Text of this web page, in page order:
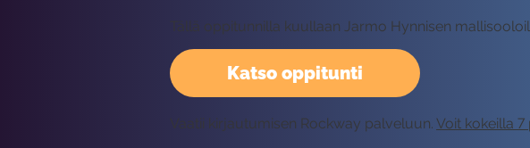
Katso oppitunti
Tällä oppitunnilla kuullaan Jarmo Hynnisen
Vaatii kirjautumisen Rockway palveluun. Voit kokeilla 7